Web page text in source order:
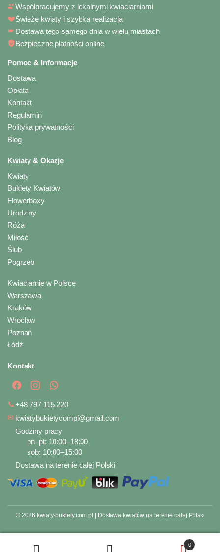
Współpracujemy z lokalnymi kwiaciarniami
Świeże kwiaty i szybka realizacja
Dostawa tego samego dnia w wielu miastach
Bezpieczne płatności online
Pomoc & Informacje
Dostawa
Opłata
Kontakt
Regulamin
Polityka prywatności
Blog
Kwiaty & Okazje
Kwiaty
Bukiety Kwiatów
Flowerboxy
Urodziny
Róża
Miłość
Ślub
Pogrzeb
Kwiaciarnie w Polsce
Warszawa
Kraków
Wrocław
Poznań
Łódź
Kontakt
📞+48 797 115 220
✉ kwiatybukietycompl@gmail.com
Godziny pracy
pn–pt: 10:00–18:00
sob: 10:00–15:00
Dostawa na terenie całej Polski
0
© 2026 kwiaty-bukiety.com.pl | Dostawa kwiatów na terenie całej Polski